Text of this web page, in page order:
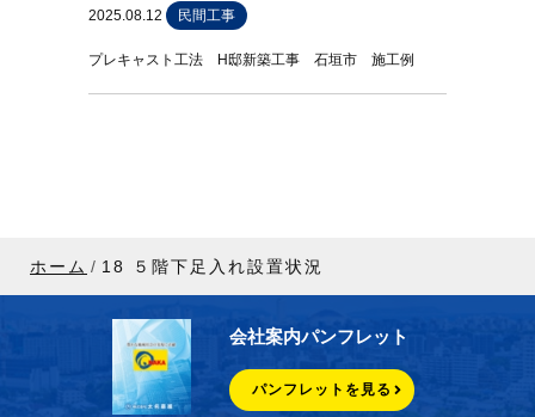
2025.08.12 民間工事
プレキャスト工法 H邸新築工事 石垣市 施工例
ホーム 18 ５階下足入れ設置状況
会社案内パンフレット
パンフレットを見る